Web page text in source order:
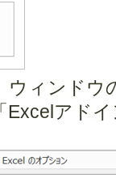
ウィンド
Excelアド